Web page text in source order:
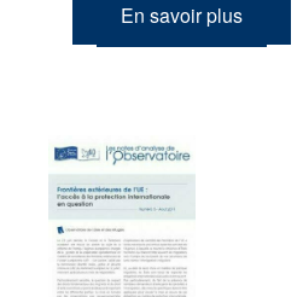
En savoir plus